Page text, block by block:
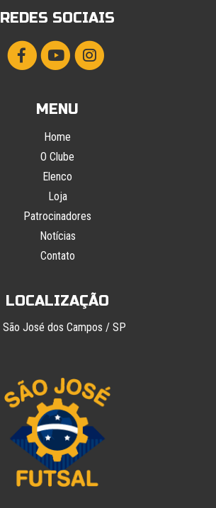
REDES SOCIAIS
MENU
Home
O Clube
Elenco
Loja
Patrocinadores
Notícias
Contato
LOCALIZAÇÃO
São José dos Campos / SP